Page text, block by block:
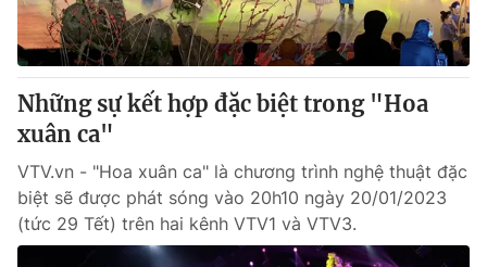
Những sự kết hợp đặc biệt trong "Hoa
xuân ca"
VTV.vn - "Hoa xuân ca" là chương trình nghệ thuật đặc
biệt sẽ được phát sóng vào 20h10 ngày 20/01/2023
(tức 29 Tết) trên hai kênh VTV1 và VTV3.